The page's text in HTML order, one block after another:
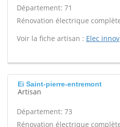
Département: 71
Rénovation électrique
Voir la fiche artisan : Elec innov
Ei Saint-pierre-entremont
Artisan
Département: 73
Rénovation électrique